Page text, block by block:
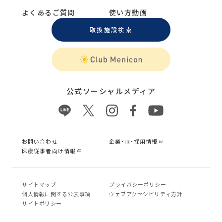
よくあるご質問 使い方動画
取扱施設検索
公式ソーシャルメディア
お問い合わせ
企業・IR・採用情報
医療従事者向け情報
サイトマップ
プライバシーポリシー
個⼈情報に関する公表事項
ウェブアクセシビリティ方針
サイトポリシー